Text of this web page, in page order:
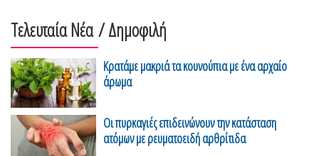
Τελευταία Νέα/ Δημοφιλή
Κρατάμε μακριά τα κουνούπια με ένα αρχαίο
άρωμα
Οι πυρκαγιές επιδεινώνουν την κατάσταση
ατόμων με ρευματοειδή αρθρίτιδα